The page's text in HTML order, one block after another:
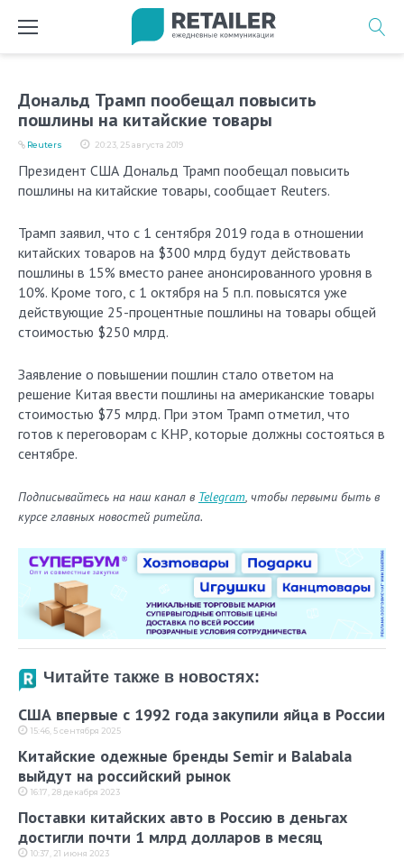
Дональд Трамп пообещал повысить
пошлины на китайские товары
20:23, 25 августа 2019
Reuters
Президент США Дональд Трамп пообещал повысить
пошлины на китайские товары, сообщает Reuters.
Трамп заявил, что с 1 сентября 2019 года в отношении
китайских товаров на $300 млрд будут действовать
пошлины в 15% вместо ранее анонсированного уровня в
10%. Кроме того, с 1 октября на 5 п.п. повысятся уже
действующие 25-процентные пошлины на товары общей
стоимостью $250 млрд.
Заявление о повышении пошлин стало ответом на
решение Китая ввести пошлины на американские товары
стоимостью $75 млрд. При этом Трамп отметил, что
готов к переговорам с КНР, которые должны состояться в
сентябре.
Подписывайтесь на наш канал в Telegram, чтобы первыми быть в
курсе главных новостей ритейла.
Читайте также в новостях:
США впервые с 1992 года закупили яйца в России
15:46, 5 сентября 2025
Китайские одежные бренды Semir и Balabala
выйдут на российский рынок
16:17, 28 декабря 2023
Поставки китайских авто в Россию в деньгах
достигли почти 1 млрд долларов в месяц
10:37, 21 июня 2023